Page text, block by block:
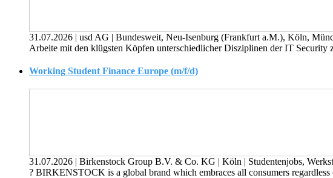
31.07.2026 | usd AG | Bundesweit, Neu-Isenburg (Frankfurt a.M.), Köln,
Arbeite mit den klügsten Köpfen unterschiedlicher Disziplinen der IT Security
Working Student Finance Europe (m/f/d)
31.07.2026 | Birkenstock Group B.V. & Co. KG | Köln | Studentenjobs,
? BIRKENSTOCK is a global brand which embraces all consumers